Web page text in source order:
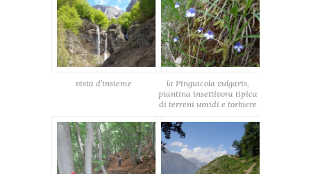
vista d’insieme
la Pinguicola vulgaris,
piantina insettivora tipica
di terreni umidi e torbiere